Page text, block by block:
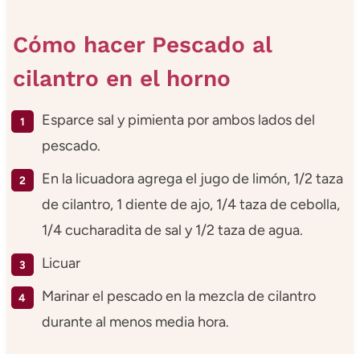
Cómo hacer Pescado al
cilantro en el horno
Esparce sal y pimienta por ambos lados del
pescado.
En la licuadora agrega el jugo de limón, 1/2 taza
de cilantro, 1 diente de ajo, 1/4 taza de cebolla,
1/4 cucharadita de sal y 1/2 taza de agua.
Licuar
Marinar el pescado en la mezcla de cilantro
durante al menos media hora.